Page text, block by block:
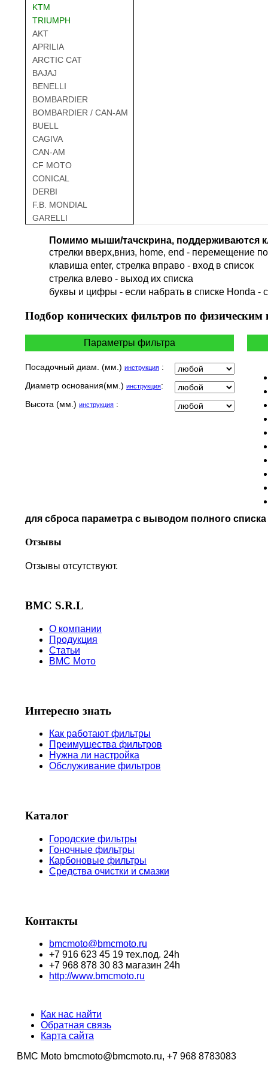
KTM
TRIUMPH
AKT
APRILIA
ARCTIC CAT
BAJAJ
BENELLI
BOMBARDIER
BOMBARDIER / CAN-AM
BUELL
CAGIVA
CAN-AM
CF MOTO
CONICAL
DERBI
F.B. MONDIAL
GARELLI
GILERA
HARLEY DAVIDSON
HERO
HUSQVARNA
HYOSUNG / KR MOTORS
INDIAN
KEEWAY
KYMCO
MBK
MOTO GUZZI
TVS
Помимо мыши/тачскрина, поддерживаются
стрелки вверх,вниз, home, end - перемещение
клавиша enter, стрелка вправо - вход в список
cтрелка влево - выход их списка
буквы и цифры - если набрать в списке Honda -
Подбор конических фильтров по физическим
Параметры фильтра
Посадочный диам. (мм.) инструкция :
Диаметр основания(мм.) инструкция:
Высота (мм.) инструкция :
для сброса параметра с выводом полного
Отзывы
Отзывы отсутствуют.
BMC S.R.L
О компании
Продукция
Статьи
BMC Мото
Интересно знать
Как работают фильтры
Преимущества фильтров
Нужна ли настройка
Обслуживание фильтров
Каталог
Городские фильтры
Гоночные фильтры
Карбоновые фильтры
Средства очистки и смазки
Контакты
bmcmoto@bmcmoto.ru
+7 916 623 45 19 тех.под. 24h
+7 968 878 30 83 магазин 24h
http://www.bmcmoto.ru
Как нас найти
Обратная связь
Карта сайта
BMC Moto bmcmoto@bmcmoto.ru, +7 968 8783083